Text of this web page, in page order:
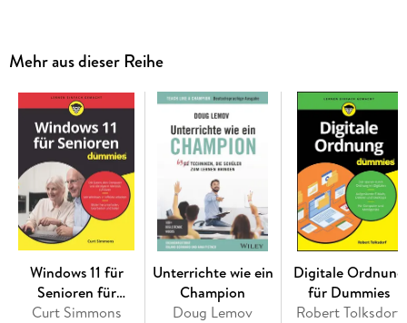
Fixkostendeckungsrechnung und Kostenträgerzeitrechnung
ihren Schrecken.
Mehr aus dieser Reihe
Windows 11 für
Senioren für
Dummies
Curt Simmons
Unterrichte wie ein
Champion
Doug Lemov
Digitale Ordnung
für Dummies
Robert Tolksdorf